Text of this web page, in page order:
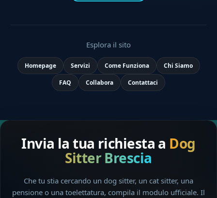
Esplora il sito
Homepage Servizi Come Funziona Chi Siamo
FAQ Collabora Contattaci
Invia la tua richiesta a Dog
Sitter Brescia
Che tu stia cercando un dog sitter, un cat sitter, una
pensione o una toelettatura, compila il modulo ufficiale. Il